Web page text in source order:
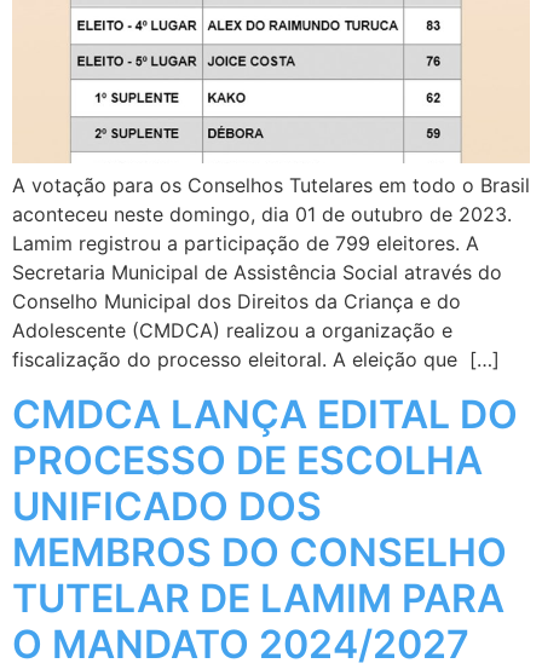
A votação para os Conselhos Tutelares em todo o Brasil
aconteceu neste domingo, dia 01 de outubro de 2023.
Lamim registrou a participação de 799 eleitores. A
Secretaria Municipal de Assistência Social através do
Conselho Municipal dos Direitos da Criança e do
Adolescente (CMDCA) realizou a organização e
fiscalização do processo eleitoral. A eleição que […]
CMDCA LANÇA EDITAL DO
PROCESSO DE ESCOLHA
UNIFICADO DOS
MEMBROS DO CONSELHO
TUTELAR DE LAMIM PARA
O MANDATO 2024/2027